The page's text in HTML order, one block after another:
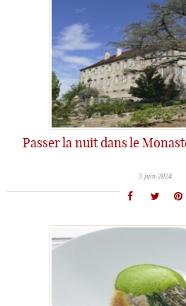
Passer la nuit dans le
3 juin 2024